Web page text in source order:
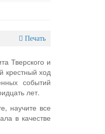
Печать
Тверского и
крестный ход
событий
лет.
научите все
в качестве